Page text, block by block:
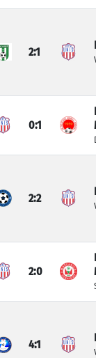
2:1
0:1
2:2
2:0
4:1